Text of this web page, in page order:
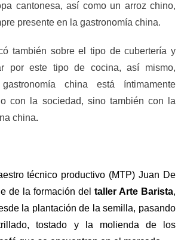
cantonesa, así como un arroz chino,
presente en la gastronomía china.
también sobre el tipo de cubertería y
por este tipo de cocina, así mismo,
china está íntimamente
con la sociedad, sino también con la
china.
técnico productivo (MTP)Juan De
de la formacióndeltaller Arte Barista,
la plantación de la semilla, pasando
tostado y la molienda de los